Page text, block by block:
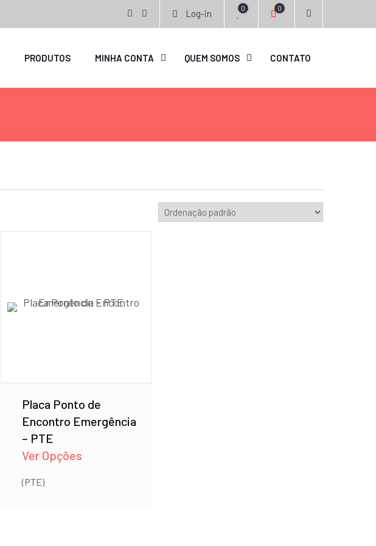
Log-in 0 0
PRODUTOS MINHA CONTA QUEM SOMOS CONTATO
Placa Ponto de
Encontro Emergência
– PTE
Ver Opções
(PTE)